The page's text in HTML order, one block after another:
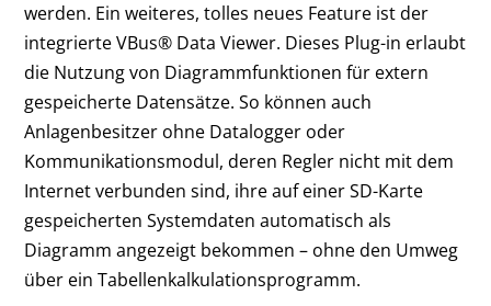
werden. Ein weiteres, tolles neues Feature ist der
integrierte VBus® Data Viewer. Dieses Plug-in erlaubt
die Nutzung von Diagrammfunktionen für extern
gespeicherte Datensätze. So können auch
Anlagenbesitzer ohne Datalogger oder
Kommunikationsmodul, deren Regler nicht mit dem
Internet verbunden sind, ihre auf einer SD-Karte
gespeicherten Systemdaten automatisch als
Diagramm angezeigt bekommen – ohne den Umweg
über ein Tabellenkalkulationsprogramm.